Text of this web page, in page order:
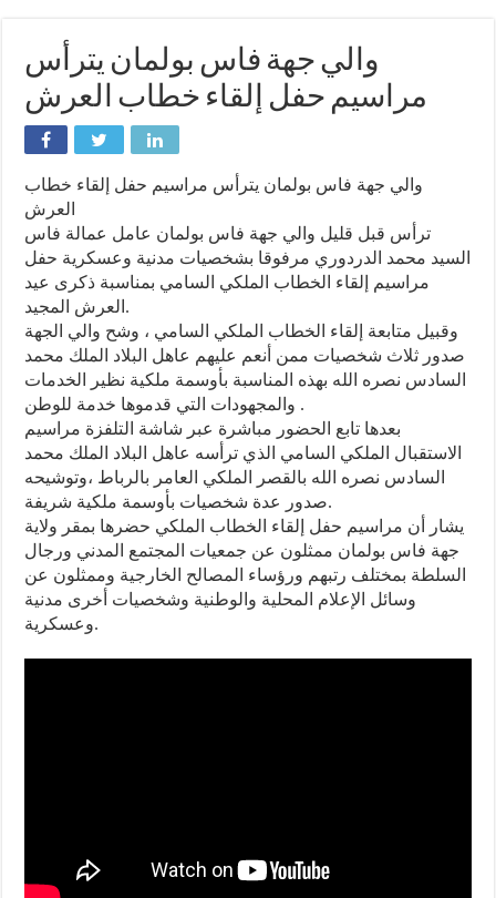
والي جهة فاس بولمان يترأس
مراسيم حفل إلقاء خطاب العرش
والي جهة فاس بولمان يترأس مراسيم حفل إلقاء خطاب
العرش
ترأس قبل قليل والي جهة فاس بولمان عامل عمالة فاس
السيد محمد الدردوري مرفوقا بشخصيات مدنية وعسكرية حفل
مراسيم إلقاء الخطاب الملكي السامي بمناسبة ذكرى عيد
العرش المجيد.
وقبيل متابعة إلقاء الخطاب الملكي السامي ، وشح والي الجهة
صدور ثلاث شخصيات ممن أنعم عليهم عاهل البلاد الملك محمد
السادس نصره الله بهذه المناسبة بأوسمة ملكية نظير الخدمات
والمجهودات التي قدموها خدمة للوطن .
بعدها تابع الحضور مباشرة عبر شاشة التلفزة مراسيم
الاستقبال الملكي السامي الذي ترأسه عاهل البلاد الملك محمد
السادس نصره الله بالقصر الملكي العامر بالرباط ،وتوشيحه
صدور عدة شخصيات بأوسمة ملكية شريفة.
يشار أن مراسيم حفل إلقاء الخطاب الملكي حضرها بمقر ولاية
جهة فاس بولمان ممثلون عن جمعيات المجتمع المدني ورجال
السلطة بمختلف رتبهم ورؤساء المصالح الخارجية وممثلون عن
وسائل الإعلام المحلية والوطنية وشخصيات أخرى مدنية
وعسكرية.